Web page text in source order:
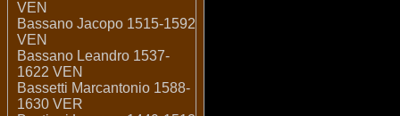
VEN
Bassano Jacopo 1515-1592
VEN
Bassano Leandro 1537-
1622 VEN
Bassetti Marcantonio 1588-
1630 VER